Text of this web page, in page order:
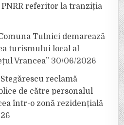
referitor la tranziția
Tulnici demarează
turismului local al
Vrancea” 30/06/2026
reclamă
de către personalul
într-o zonă rezidențială